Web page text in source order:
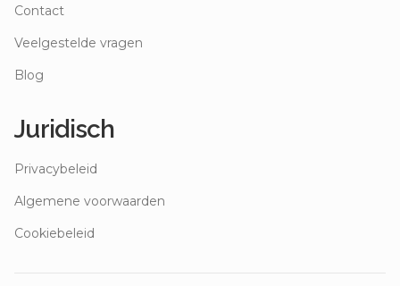
Contact
Veelgestelde vragen
Blog
Juridisch
Privacybeleid
Algemene voorwaarden
Cookiebeleid